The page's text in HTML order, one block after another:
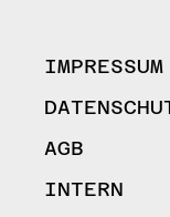
IMPRESSUM
AGB
INTERN